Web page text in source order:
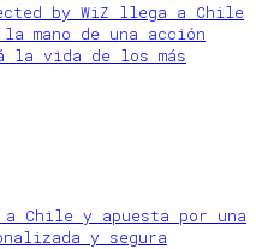
by WiZ llega a Chile
mano de una acción
la vida de los más
Chile y apuesta por una
y segura